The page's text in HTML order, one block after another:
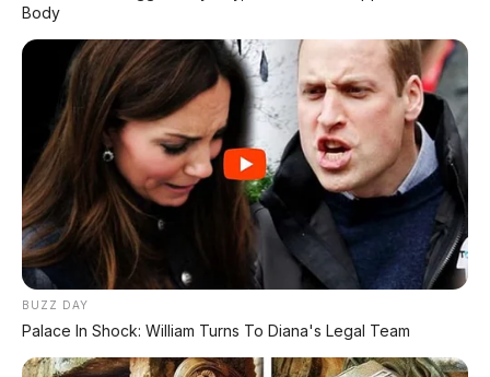
PROMO MINGGU INI
KREDIT MOTOR
SEMUA MEREK
DP MULAI
100RB NETT
✅
Honda, Yamaha, Suzuki, Kawasaki
Body
BUZZ DAY
Palace In Shock: William Turns To Diana's Legal Team